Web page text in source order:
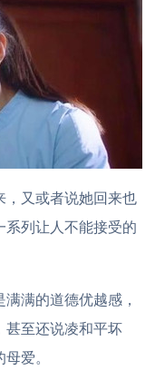
，又或者说她回来也
列让人不能接受的
满的道德优越感，
甚至还说凌和平坏
爱。